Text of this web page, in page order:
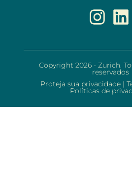
Copyright 2026 - Zurich.
reservados
Proteja sua privacidade |
Políticas de